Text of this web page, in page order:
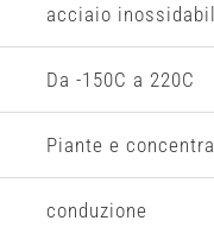
acciaio
Da -150C a 220C
Piante e
conduzione